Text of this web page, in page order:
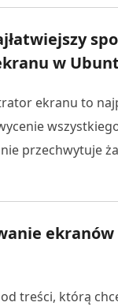
w
ekranu to
przechwytuje
treści, którą